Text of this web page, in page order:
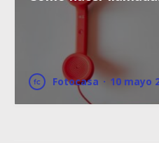
Fotocasa · 10 mayo